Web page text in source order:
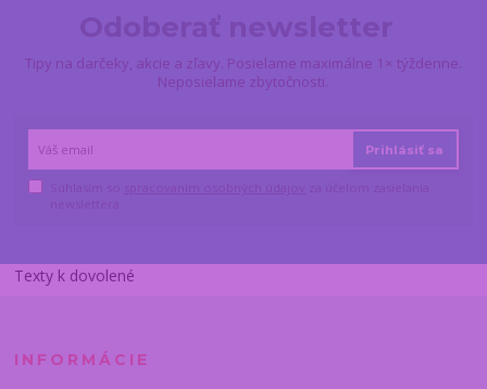
Tipy na darčeky, akcie a zľavy. Posielame maximálne 1× týždenne.
Neposielame zbytočnosti.
Prihlásiť sa
Texty k dovolené
INFORMÁCIE